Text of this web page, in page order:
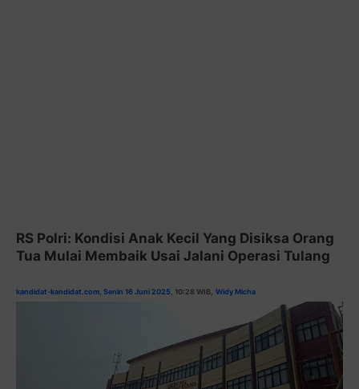
RS Polri: Kondisi Anak Kecil Yang Disiksa Orang
Tua Mulai Membaik Usai Jalani Operasi Tulang
kandidat-kandidat.com, Senin 16 Juni 2025 , 10:28 WIB, WidyMicha